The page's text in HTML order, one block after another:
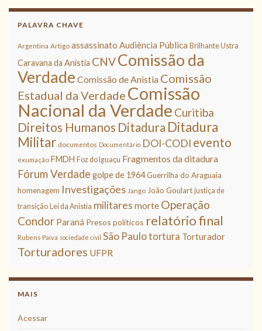
PALAVRA CHAVE
Argentina Artigo assassinato Audiência Pública Brilhante Ustra
Caravana da Anistia CNVComissão da
Verdade Comissão de Anistia Comissão
Estadual da Verdade Comissão
Nacional da Verdade Curitiba
Direitos Humanos Ditadura Ditadura
Militar documentos Documentário DOI-CODI evento
exumação FMDH Foz do Iguaçu Fragmentos da ditadura
Fórum Verdade golpe de 1964Guerrilha do Araguaia
homenagem Investigações Jango João Goulart justiça de
transição
Lei da Anistia militares morte Operação
Condor Paraná Presos políticos relatório final
Rubens Paiva sociedade civil São Paulotortura Torturador
Torturadores UFPR
MAIS
Acessar